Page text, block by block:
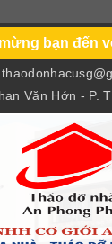
bạn đến
Văn Hớn - P.